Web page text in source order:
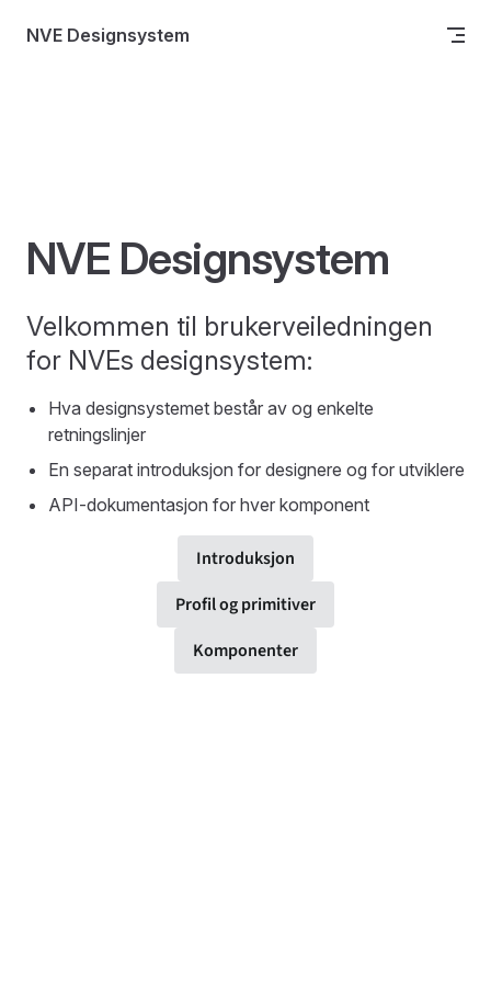
Skip to content
NVE Designsystem
NVE Designsystem
Velkommen til brukerveiledningen
for NVEs designsystem:
Hva designsystemet består av og enkelte
retningslinjer
En separat introduksjon for designere og for utviklere
API-dokumentasjon for hver komponent
Introduksjon
Profil og primitiver
Komponenter